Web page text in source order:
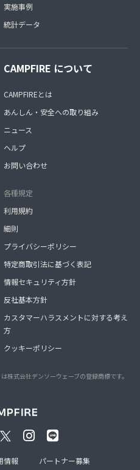
実施事例
統計データ
CAMPFIRE について
CAMPFIREとは
あんしん・安全への取り組み
ニュース
ヘルプ
お問い合わせ
各種規定
利用規約
細則
プライバシーポリシー
特定商取引法に基づく表記
情報セキュリティ方針
反社基本方針
カスタマーハラスメントに対する考え
方
クッキーポリシー
は株式会社デンソーウェーブの登録商標です。
情報 パートナー募集